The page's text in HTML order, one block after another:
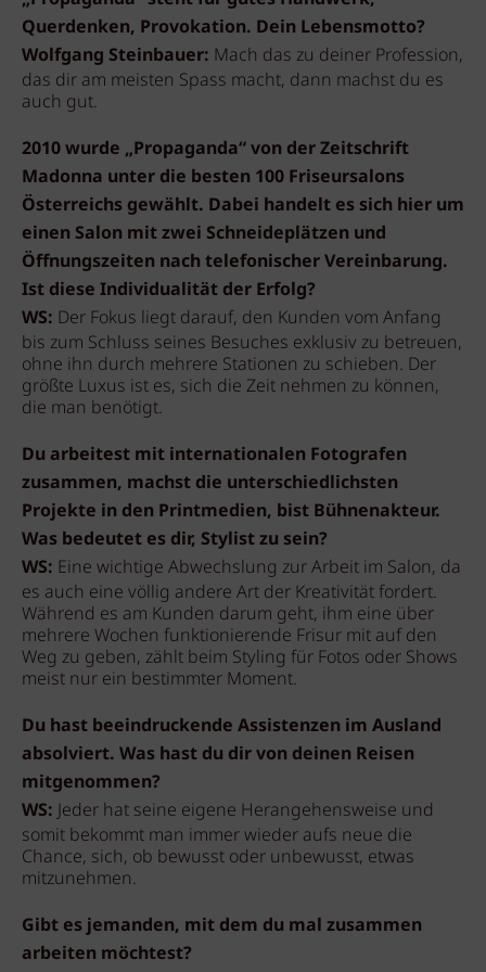
Querdenken, Provokation. Dein Lebensmotto?
Wolfgang Steinbauer: Mach das zu deiner Profession,
das dir am meisten Spass macht, dann machst du es
auch gut.
2010 wurde „Propaganda“ von der Zeitschrift
Madonna unter die besten 100 Friseursalons
Österreichs gewählt. Dabei handelt es sich hier um
einen Salon mit zwei Schneideplätzen und
Öffnungszeiten nach telefonischer Vereinbarung.
Ist diese Individualität der Erfolg?
WS: Der Fokus liegt darauf, den Kunden vom Anfang
bis zum Schluss seines Besuches exklusiv zu betreuen,
ohne ihn durch mehrere Stationen zu schieben. Der
größte Luxus ist es, sich die Zeit nehmen zu können,
die man benötigt.
Du arbeitest mit internationalen Fotografen
zusammen, machst die unterschiedlichsten
Projekte in den Printmedien, bist Bühnenakteur.
Was bedeutet es dir, Stylist zu sein?
WS: Eine wichtige Abwechslung zur Arbeit im Salon, da
es auch eine völlig andere Art der Kreativität fordert.
Während es am Kunden darum geht, ihm eine über
mehrere Wochen funktionierende Frisur mit auf den
Weg zu geben, zählt beim Styling für Fotos oder Shows
meist nur ein bestimmter Moment.
Du hast beeindruckende Assistenzen im Ausland
absolviert. Was hast du dir von deinen Reisen
mitgenommen?
WS:Jeder hat seine eigene Herangehensweise und
somit bekommt man immer wieder aufs neue die
Chance, sich, ob bewusst oder unbewusst, etwas
mitzunehmen.
Gibt es jemanden, mit dem du mal zusammen
arbeiten möchtest?